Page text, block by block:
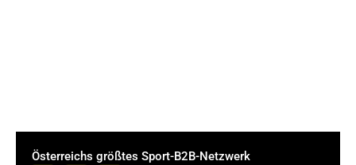
Österreichs größtes Sport-B2B-Netzwerk